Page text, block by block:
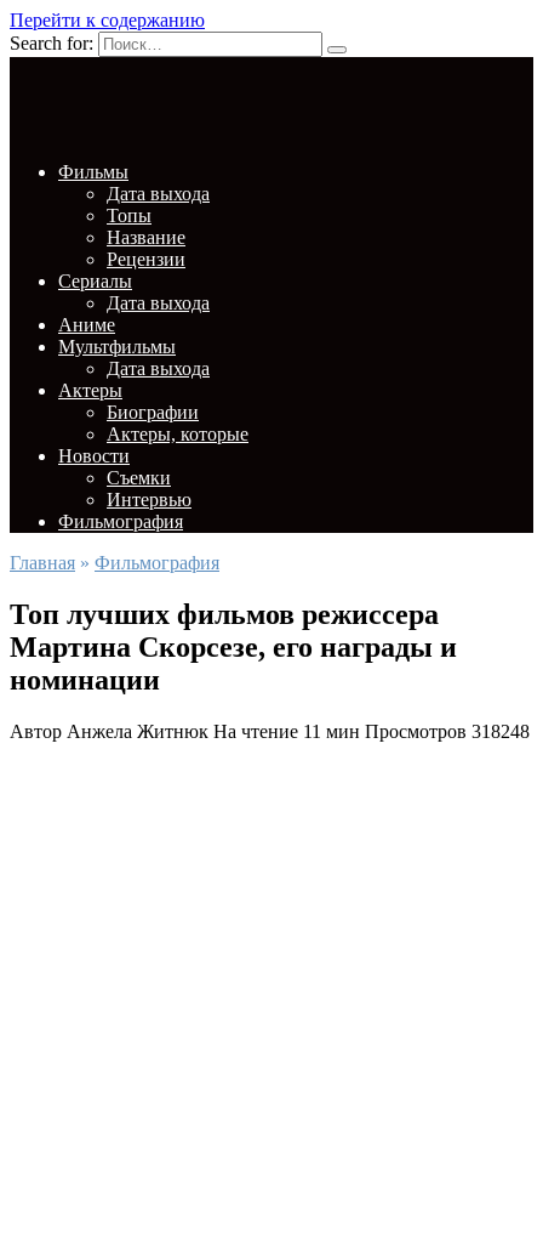
Перейти к содержанию
Search for:
Фильмы
Дата выхода
Топы
Название
Рецензии
Сериалы
Дата выхода
Аниме
Мультфильмы
Дата выхода
Актеры
Биографии
Актеры, которые
Новости
Съемки
Интервью
Фильмография
Главная » Фильмография
Топ лучших фильмов режиссера
Мартина Скорсезе, его награды и
номинации
Автор Анжела Житнюк На чтение 11 мин Просмотров 318248